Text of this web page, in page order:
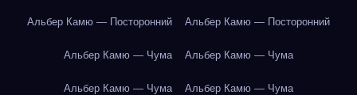
Альбер Камю — Посторонний Альбер Камю — Посторонний
Альбер Камю — Чума Альбер Камю — Чума
Альбер Камю — Чума Альбер Камю — Чума